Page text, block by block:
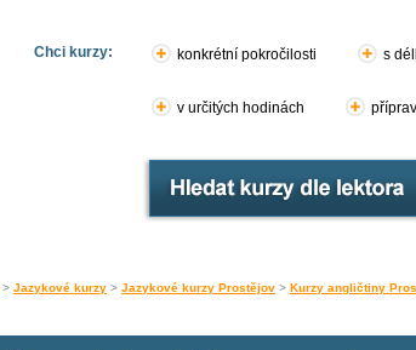
Chci kurzy: konkrétní pokročilosti s
v určitých hodinách
> Jazykové kurzy > Jazykové kurzy Prostějov > Kurzy angličtiny